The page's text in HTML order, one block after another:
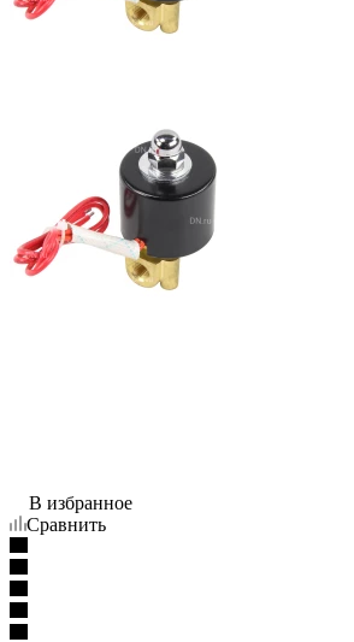
В избранное
Сравнить